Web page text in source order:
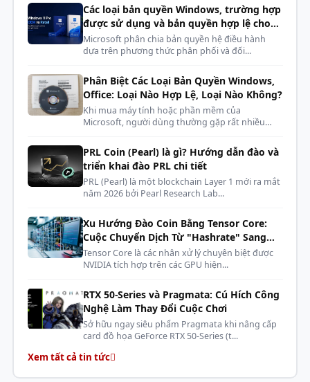
RAM TeamGroup T-Force Delta RGB sử dụng nguồn
điệp áp chỉ từ 1.2 ~ 1.4V. Với lượng điện áp thấp,
TeamGroup T-Force Delta RGB không chỉ tiết kiệm
của TeamGroup T-Force Delta RGB luôn ở mức trung
bình và thấp, từ đó giúp thanh RAM có thể hoạt động
ổn định và lâu dài.
Ram TEAMGROUP T-Force DELTA RGB đạt
chứng nhận QVL
RAM TeamGroup T-Force Delta RGB đạt chứng nhận
QVL đem lại khả năng tương thích với những bo
mạch chủ đạt tiêu chuẩn này. Vì vậy, bạn không cần
đau đầu khi lựa chọn mainboard để đi kèm tạo nên
Các loại bản quyền Windows, trường hợp
được sử dụng và bản quyền hợp lệ cho
phòng máy, dàn net, cyber
Microsoft phân chia bản quyền hệ điều hành
dựa trên phương thức phân phối và đối...
Phân Biệt Các Loại Bản Quyền Windows,
Office: Loại Nào Hợp Lệ, Loại Nào Không?
Khi mua máy tính hoặc phần mềm của
Microsoft, người dùng thường gặp rất nhiều
PRL Coin (Pearl) là gì? Hướng dẫn đào và
triển khai đào PRL chi tiết
PRL (Pearl) là một blockchain Layer 1 mới ra mắt
năm 2026 bởi Pearl Research Lab...
Xu Hướng Đào Coin Bằng Tensor Core:
Cuộc Chuyển Dịch Từ "Hashrate" Sang
"AI Compute"
Tensor Core là các nhân xử lý chuyên biệt được
NVIDIA tích hợp trên các GPU hiện...
RTX 50-Series và Pragmata: Cú Hích Công
Nghệ Làm Thay Đổi Cuộc Chơi
Sở hữu ngay siêu phẩm Pragmata khi nâng cấp
card đồ họa GeForce RTX 50-Series (t...
Xem tất cả tin tức